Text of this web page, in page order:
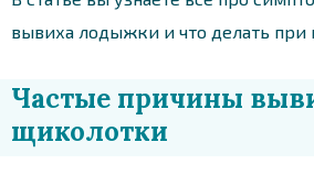
вывиха лодыжки и что делать при
Частые причины
щиколотки